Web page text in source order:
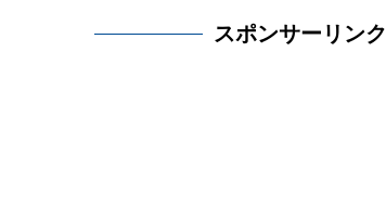
スポンサーリンク